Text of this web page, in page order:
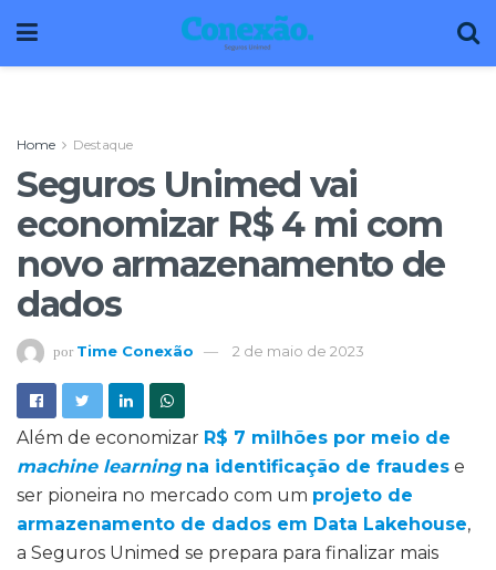
Home Destaque
Seguros Unimed vai
economizar R$ 4 mi com
novo armazenamento de
dados
por Time Conexão 2 de maio de 2023
Além de economizar R$ 7 milhões por meio de
machine learning na identificação de fraudes e
ser pioneira no mercado com um projeto de
armazenamento de dados em Data Lakehouse,
a Seguros Unimed se prepara para finalizar mais